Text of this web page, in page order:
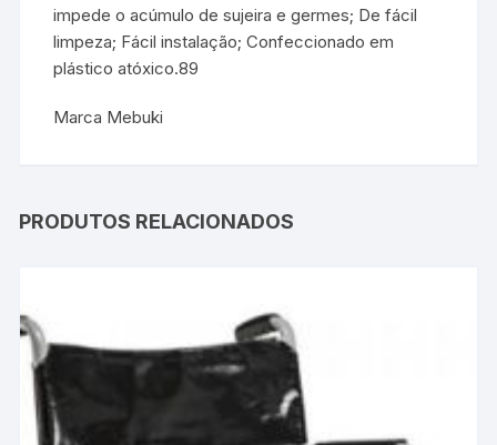
impede o acúmulo de sujeira e germes; De fácil
limpeza; Fácil instalação; Confeccionado em
plástico atóxico.89
Marca Mebuki
PRODUTOS RELACIONADOS